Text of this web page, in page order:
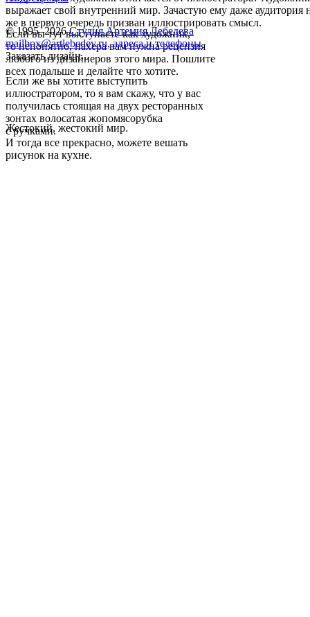
выражает свой внутренний мир. Зачастую ему даже
же в первую очередь призван иллюстрировать смысл.
Если вы тут выступаете как художник,
то непонятно, нахера вам нужна рецензия
любого из дизайнеров этого мира. Пошлите
всех подальше и делайте что хотите.
Если же вы хотите выступить
иллюстратором, то я вам скажу, что у вас
получилась стоящая на двух ресторанных
зонтах волосатая жопомясорубка
с ручками.
Жестокий, жестокий мир.
И тогда все прекрасно, можете вешать
рисунок на кухне.
© 1995–2026 Студия Артемия Лебедева
mailbox@artlebedev.ru, адреса и телефоны
Заказать дизайн...